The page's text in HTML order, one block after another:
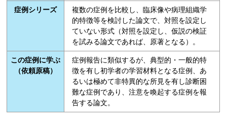
症例シリーズ
複数の症例を比較し、臨床像や病理組織学
的特徴等を検討した論文で、対照を設定し
ていない形式（対照を設定し、仮説の検証
を試みる論文であれば、原著となる）。
この症例に学ぶ
（依頼原稿）
症例報告に類似するが、典型的・一般的特
徴を有し初学者の学習材料となる症例、あ
るいは極めて非特異的な所見を有し診断困
難な症例であり、注意を喚起する症例を報
告する論文。